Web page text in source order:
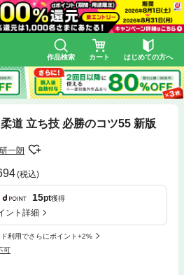
作品検索 カート はじめての方へ
道 立ち技 必勝のコツ55 新版
一朗
(税込)
15pt獲得
ント詳細
利用でさらにポイント+2%
可